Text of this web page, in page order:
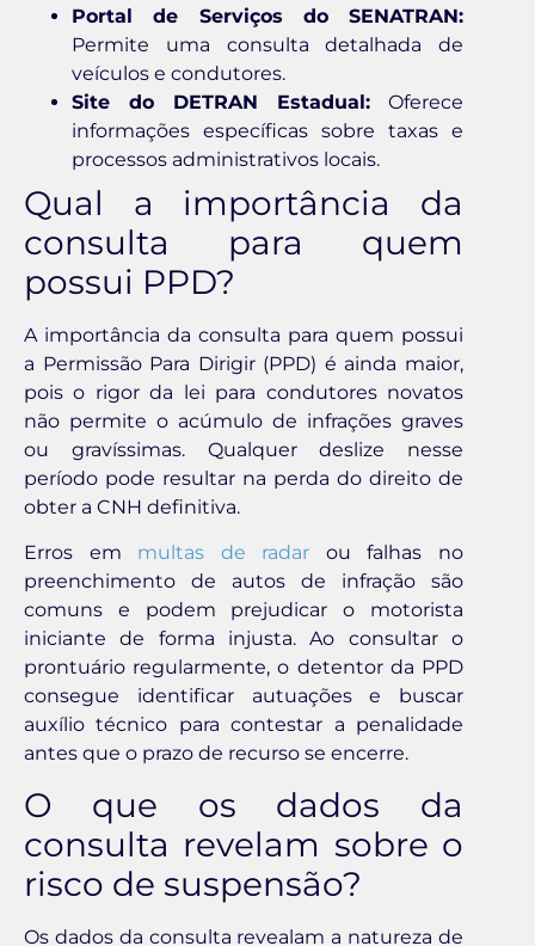
Portal de Serviços do SENATRAN:
Permite uma consulta detalhada de
veículos e condutores.
Site do DETRAN Estadual: Oferece
informações específicas sobre taxas e
processos administrativos locais.
Qual a importância da
consulta para quem
possui PPD?
A importância da consulta para quem possui
a Permissão Para Dirigir (PPD) é ainda maior,
pois o rigor da lei para condutores novatos
não permite o acúmulo de infrações graves
ou gravíssimas. Qualquer deslize nesse
período pode resultar na perda do direito de
obter a CNH definitiva.
Erros em multas de radar ou falhas no
preenchimento de autos de infração são
comuns e podem prejudicar o motorista
iniciante de forma injusta. Ao consultar o
prontuário regularmente, o detentor da PPD
consegue identificar autuações e buscar
auxílio técnico para contestar a penalidade
antes que o prazo de recurso se encerre.
O que os dados da
consulta revelam sobre o
risco de suspensão?
Os dados da consulta revealam a natureza de